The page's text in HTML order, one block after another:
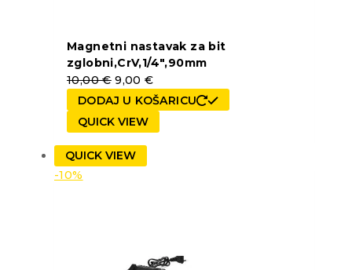
Magnetni nastavak za bit
zglobni,CrV,1/4″,90mm
10,00€ 9,00€
DODAJ U KOŠARICU
QUICK VIEW
QUICK VIEW
-10%